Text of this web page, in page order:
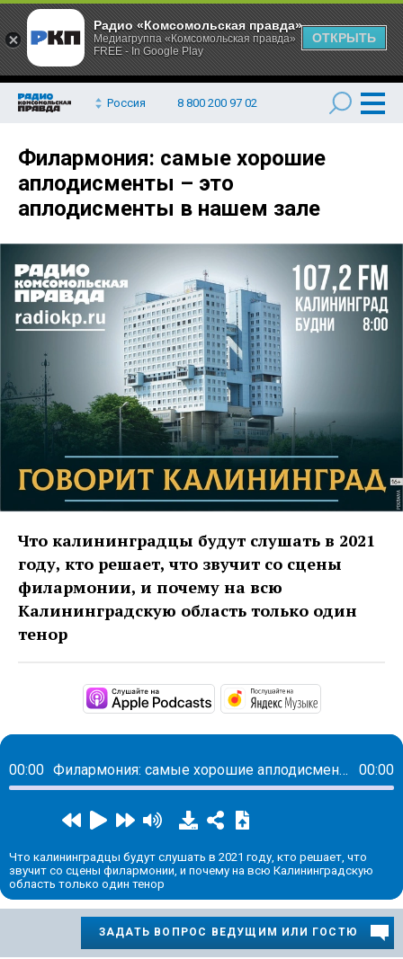
Россия 8 800 200 97 02
Филармония: самые хорошие
аплодисменты – это
аплодисменты в нашем зале
Что калининградцы будут слушать в 2021
году, кто решает, что звучит со сцены
филармонии, и почему на всю
Калининградскую область только один
тенор
https://podcasts.apple.com/
https://
00:00 Филармония: самые хорошие аплодисменты – это аплодисменты в нашем зале 00:00
Что калининградцы будут слушать в 2021 году, кто решает, что
звучит со сцены филармонии, и почему на всю Калининградскую
область только один тенор
ЗАДАТЬ ВОПРОС ВЕДУЩИМ ИЛИ ГОСТЮ
Радио «Комсомольская правда»
Медиагруппа «Комсомольская правда»
FREE - In Google Play
ОТКРЫТЬ